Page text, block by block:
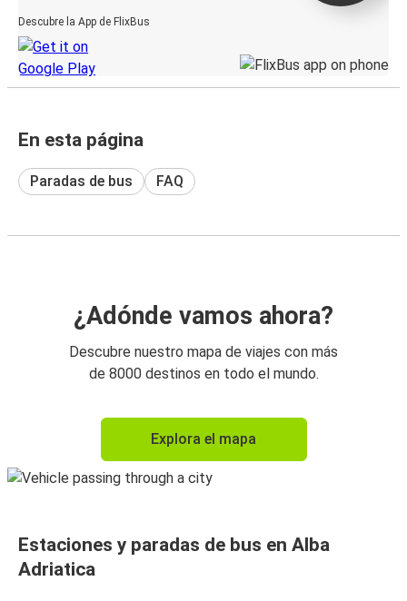
Descubre la App de FlixBus
En esta página
Paradas de bus FAQ
¿Adónde vamos ahora?
Descubre nuestro mapa de viajes con más
de 8000 destinos en todo el mundo.
Explora el mapa
Estaciones y paradas de bus en Alba
Adriatica